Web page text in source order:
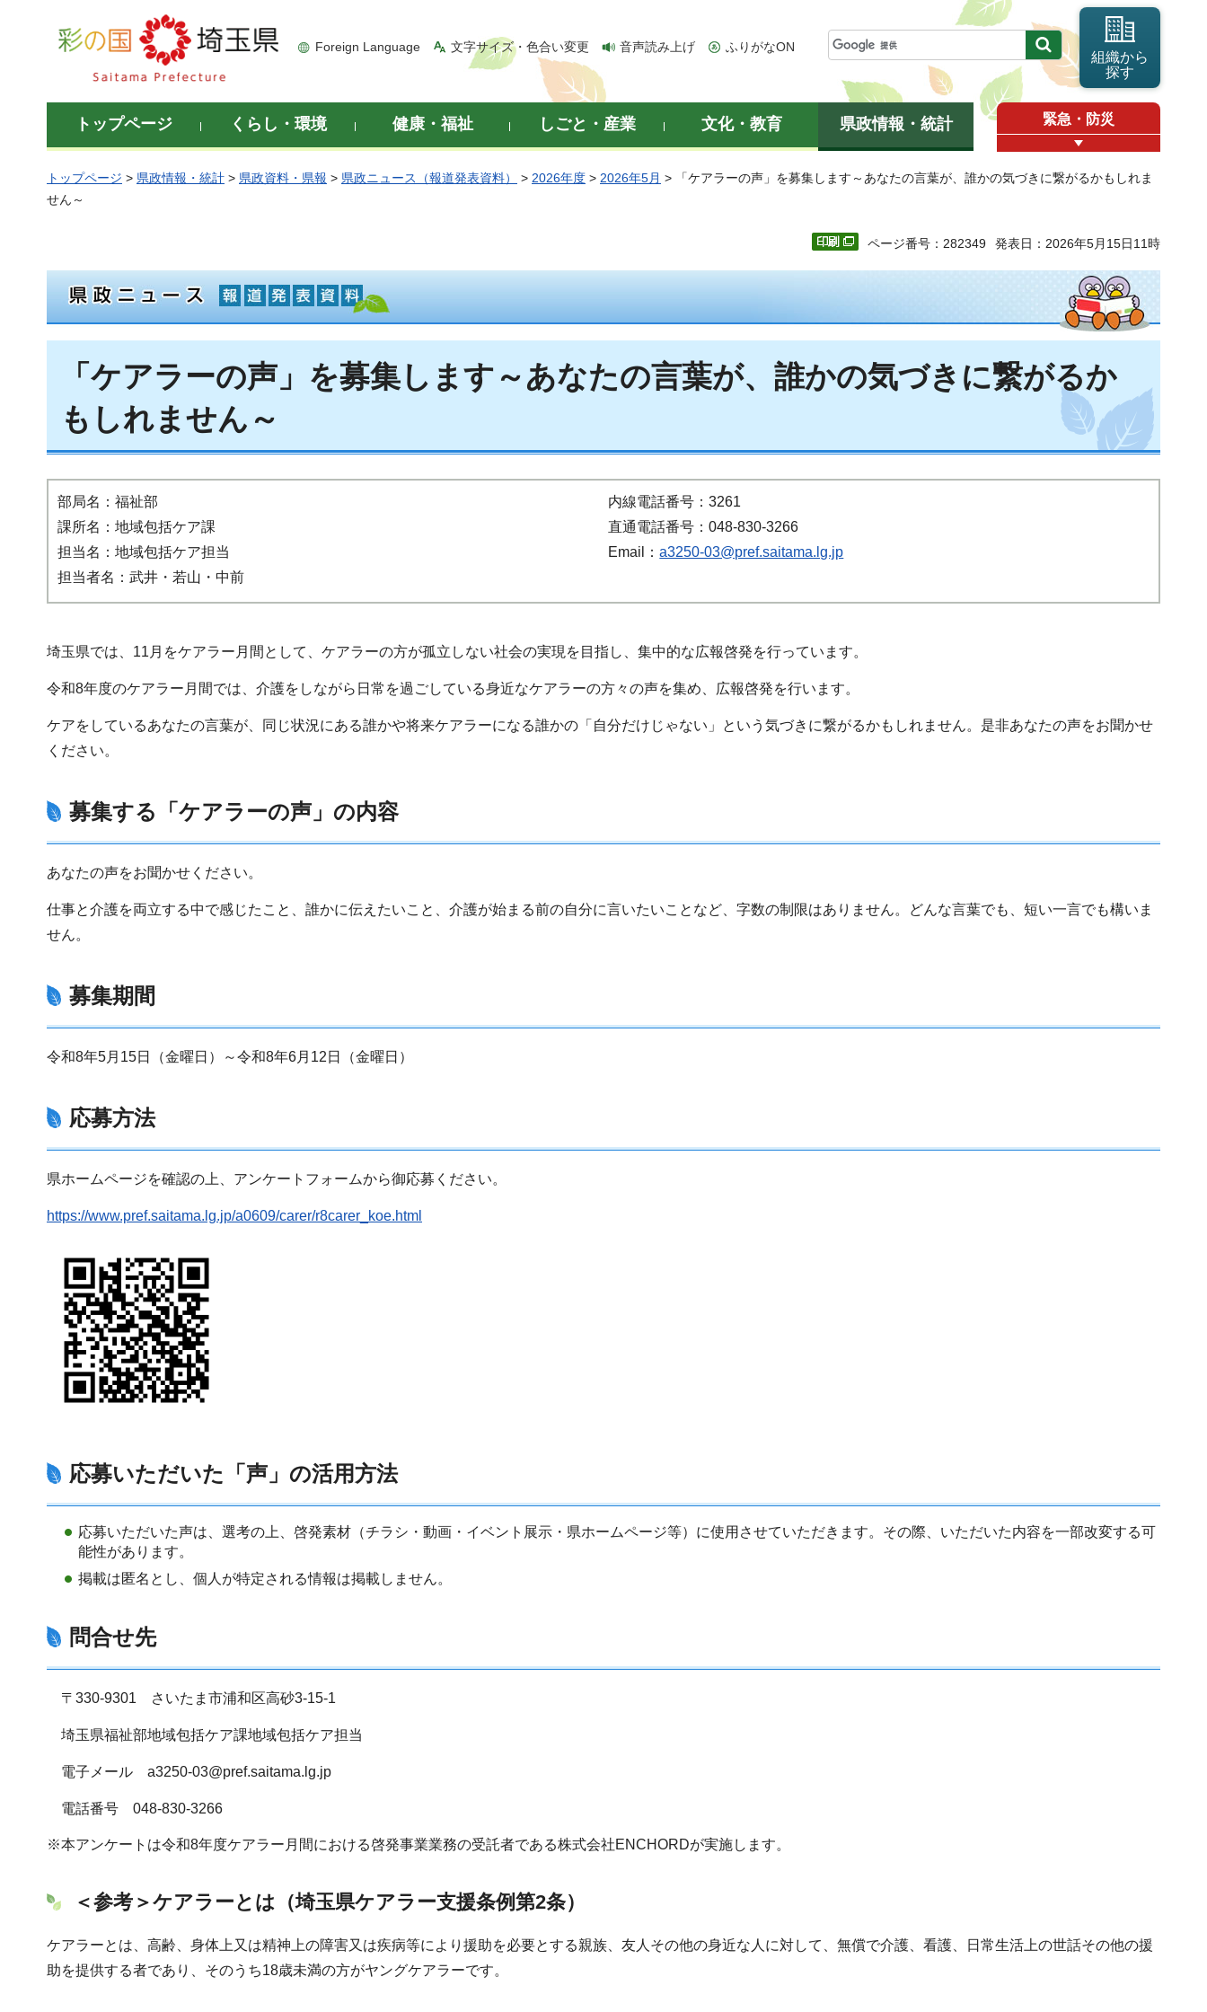
彩の国 埼玉県
Foreign Language 文字サイズ・色合い変更 音声読み上げ ふりがなON
組織から
探す
トップページ くらし・環境 健康・福祉 しごと・産業 文化・教育 県政情報・統計 緊急・防災
トップページ > 県政情報・統計 > 県政資料・県報 > 県政ニュース（報道発表資料） > 2026年度 > 2026年5月 > 「ケアラーの声」を募集します～あなたの言葉が、誰かの気づきに繋がるかもしれま
せん～
ページ番号：282349 発表日：2026年5月15日11時
「ケアラーの声」を募集します～あなたの言葉が、誰かの気づきに繋がるか
もしれません～
部局名：福祉部
課所名：地域包括ケア課
担当名：地域包括ケア担当
担当者名：武井・若山・中前
内線電話番号：3261
直通電話番号：048-830-3266
Email：a3250-03@pref.saitama.lg.jp
埼玉県では、11月をケアラー月間として、ケアラーの方が孤立しない社会の実現を目指し、集中的な広報啓発を行っています。
令和8年度のケアラー月間では、介護をしながら日常を過ごしている身近なケアラーの方々の声を集め、広報啓発を行います。
ケアをしているあなたの言葉が、同じ状況にある誰かや将来ケアラーになる誰かの「自分だけじゃない」という気づきに繋がるかもしれません。是非あなたの声をお聞かせ
ください。
募集する「ケアラーの声」の内容
あなたの声をお聞かせください。
仕事と介護を両立する中で感じたこと、誰かに伝えたいこと、介護が始まる前の自分に言いたいことなど、字数の制限はありません。どんな言葉でも、短い一言でも構いま
せん。
募集期間
令和8年5月15日（金曜日）～令和8年6月12日（金曜日）
応募方法
県ホームページを確認の上、アンケートフォームから御応募ください。
https://www.pref.saitama.lg.jp/a0609/carer/r8carer_koe.html
応募いただいた「声」の活用方法
応募いただいた声は、選考の上、啓発素材（チラシ・動画・イベント展示・県ホームページ等）に使用させていただきます。その際、いただいた内容を一部改変する可
能性があります。
掲載は匿名とし、個人が特定される情報は掲載しません。
問合せ先
〒330-9301 さいたま市浦和区高砂3-15-1
埼玉県福祉部地域包括ケア課地域包括ケア担当
電子メール a3250-03@pref.saitama.lg.jp
電話番号 048-830-3266
※本アンケートは令和8年度ケアラー月間における啓発事業業務の受託者である株式会社ENCHORDが実施します。
＜参考＞ケアラーとは（埼玉県ケアラー支援条例第2条）
ケアラーとは、高齢、身体上又は精神上の障害又は疾病等により援助を必要とする親族、友人その他の身近な人に対して、無償で介護、看護、日常生活上の世話その他の援
助を提供する者であり、そのうち18歳未満の方がヤングケアラーです。